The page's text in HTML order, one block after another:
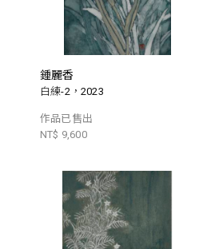
鍾麗香
白練-2，2023
作品已售出
NT$ 9,600